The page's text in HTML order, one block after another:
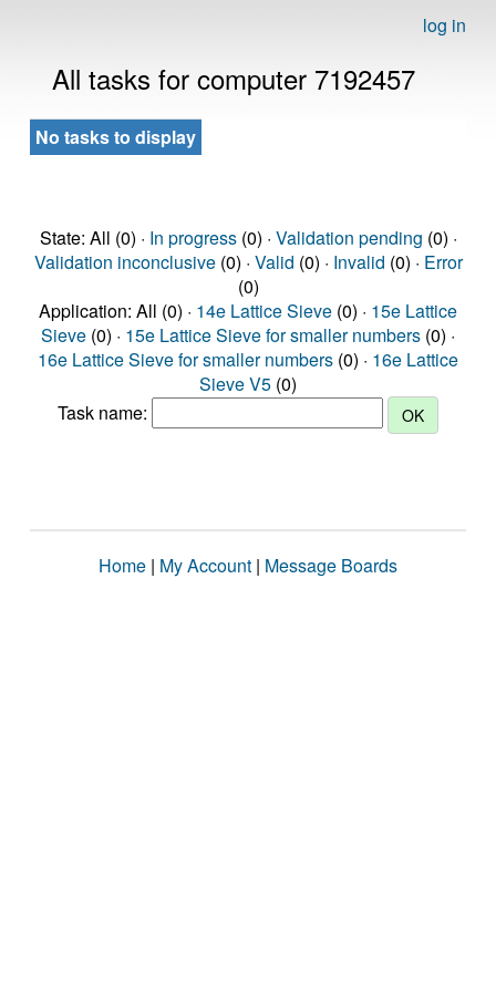
log in
All tasks for computer 7192457
No tasks to display
State: All (0) · In progress(0) · Validation pending (0) ·
Validation inconclusive(0) · Valid (0) · Invalid (0) · Error
(0)
Application: All (0) · 14e Lattice Sieve (0) · 15e Lattice
Sieve (0) · 15e Lattice Sieve for smaller numbers (0) ·
16e Lattice Sieve for smaller numbers (0) · 16e Lattice
Sieve V5 (0)
Task name:
Home | My Account | Message Boards